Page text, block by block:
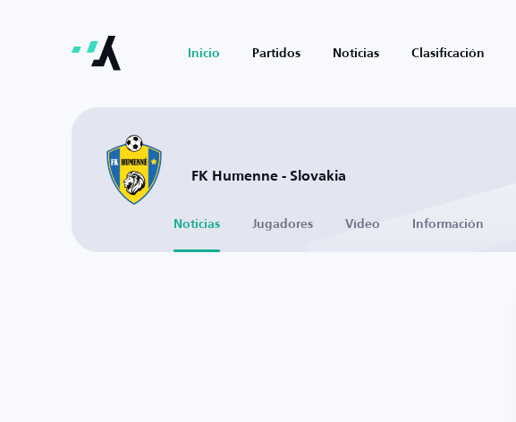
Inicio Partidos Noticias Clasificación
FK Humenne - Slovakia
Noticias Jugadores Vídeo Información